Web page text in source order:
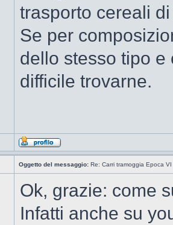
trasporto cereali
Se per
dello stesso tipo
difficile trovarne.
Oggetto del messaggio: Re: Carri tramoggia Epoca VI
Ok, grazie: come
Infatti anche su